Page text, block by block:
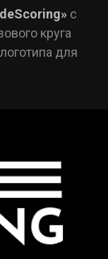
с
круга
для